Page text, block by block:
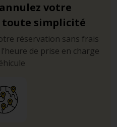
votre
toute simplicité
réservation sans frais
de prise en charge